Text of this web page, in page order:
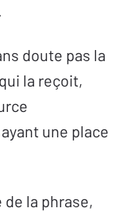
doute pas la
la reçoit,
une place
de la phrase,